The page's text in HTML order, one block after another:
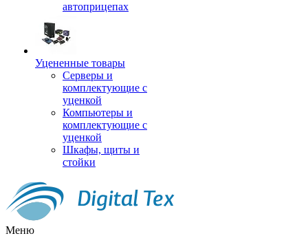
автоприцепах
Уцененные товары
Серверы и
комплектующие с
уценкой
Компьютеры и
комплектующие с
уценкой
Шкафы, щиты и
стойки
Меню